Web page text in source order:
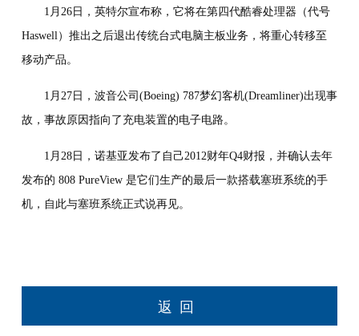
1月26日，英特尔宣布称，它将在第四代酷睿处理器（代号
Haswell）推出之后退出传统台式电脑主板业务，将重心转移至
移动产品。
1月27日，波音公司(Boeing) 787梦幻客机(Dreamliner)出现事
故，事故原因指向了充电装置的电子电路。
1月28日，诺基亚发布了自己2012财年Q4财报，并确认去年
发布的 808 PureView 是它们生产的最后一款搭载塞班系统的手
机，自此与塞班系统正式说再见。
返回